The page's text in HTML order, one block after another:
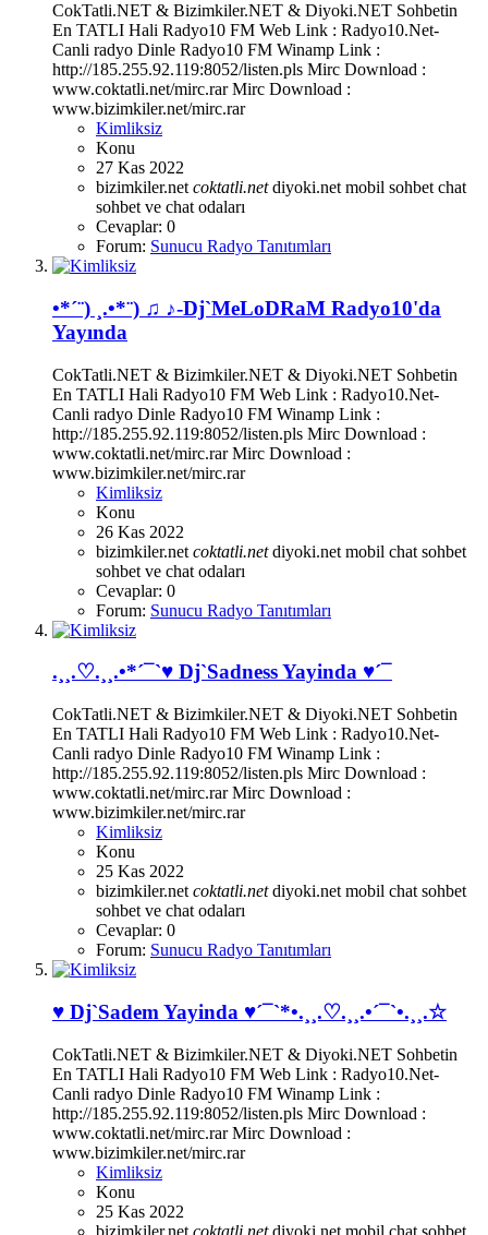
CokTatli.NET & Bizimkiler.NET & Diyoki.NET Sohbetin
En TATLI Hali Radyo10 FM Web Link : Radyo10.Net-
Canli radyo Dinle Radyo10 FM Winamp Link :
http://185.255.92.119:8052/listen.pls Mirc Download :
www.coktatli.net/mirc.rar Mirc Download :
www.bizimkiler.net/mirc.rar
Kimliksiz
Konu
27 Kas 2022
bizimkiler.net coktatli.net diyoki.net mobil sohbet chat
sohbet ve chat odaları
Cevaplar: 0
Forum: Sunucu Radyo Tanıtımları
•*´¨) ¸.•*¨) ♫ ♪-Dj`MeLoDRaM Radyo10'da
Yayında
CokTatli.NET & Bizimkiler.NET & Diyoki.NET Sohbetin
En TATLI Hali Radyo10 FM Web Link : Radyo10.Net-
Canli radyo Dinle Radyo10 FM Winamp Link :
http://185.255.92.119:8052/listen.pls Mirc Download :
www.coktatli.net/mirc.rar Mirc Download :
www.bizimkiler.net/mirc.rar
Kimliksiz
Konu
26 Kas 2022
bizimkiler.net coktatli.net diyoki.net mobil chat sohbet
sohbet ve chat odaları
Cevaplar: 0
Forum: Sunucu Radyo Tanıtımları
.¸¸.♡.¸¸.•*´¯`♥ Dj`Sadness Yayinda ♥´¯
CokTatli.NET & Bizimkiler.NET & Diyoki.NET Sohbetin
En TATLI Hali Radyo10 FM Web Link : Radyo10.Net-
Canli radyo Dinle Radyo10 FM Winamp Link :
http://185.255.92.119:8052/listen.pls Mirc Download :
www.coktatli.net/mirc.rar Mirc Download :
www.bizimkiler.net/mirc.rar
Kimliksiz
Konu
25 Kas 2022
bizimkiler.net coktatli.net diyoki.net mobil chat sohbet
sohbet ve chat odaları
Cevaplar: 0
Forum: Sunucu Radyo Tanıtımları
♥ Dj`Sadem Yayinda ♥´¯`*•.¸¸.♡.¸¸.•´¯`•.¸¸.☆
CokTatli.NET & Bizimkiler.NET & Diyoki.NET Sohbetin
En TATLI Hali Radyo10 FM Web Link : Radyo10.Net-
Canli radyo Dinle Radyo10 FM Winamp Link :
http://185.255.92.119:8052/listen.pls Mirc Download :
www.coktatli.net/mirc.rar Mirc Download :
www.bizimkiler.net/mirc.rar
Kimliksiz
Konu
25 Kas 2022
bizimkiler.net coktatli.net diyoki.net mobil chat sohbet